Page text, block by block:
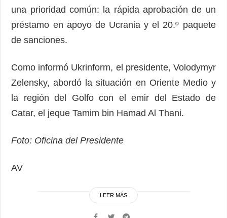
una prioridad común: la rápida aprobación de un
préstamo en apoyo de Ucrania y el 20.º paquete
de sanciones.
Como informó Ukrinform, el presidente, Volodymyr
Zelensky, abordó la situación en Oriente Medio y
la región del Golfo con el emir del Estado de
Catar, el jeque Tamim bin Hamad Al Thani.
Foto: Oficina del Presidente
AV
LEER MÁS